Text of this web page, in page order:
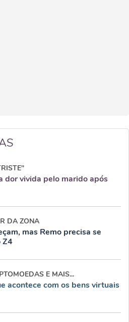
dor vivida pelo marido após
DA ZONA
mas Remo precisa se
Z4
E MAIS...
acontece com os bens virtuais